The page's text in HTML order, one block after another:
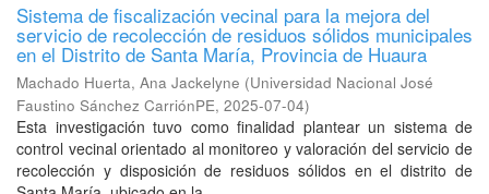
Sistema de fiscalización vecinal para la mejora del
servicio de recolección de residuos sólidos municipales
en el Distrito de Santa María, Provincia de Huaura
Machado Huerta, Ana Jackelyne (Universidad Nacional José
Faustino Sánchez CarriónPE, 2025-07-04)
Esta investigación tuvo como finalidad plantear un sistema de
control vecinal orientado al monitoreo y valoración del servicio de
recolección y disposición de residuos sólidos en el distrito de